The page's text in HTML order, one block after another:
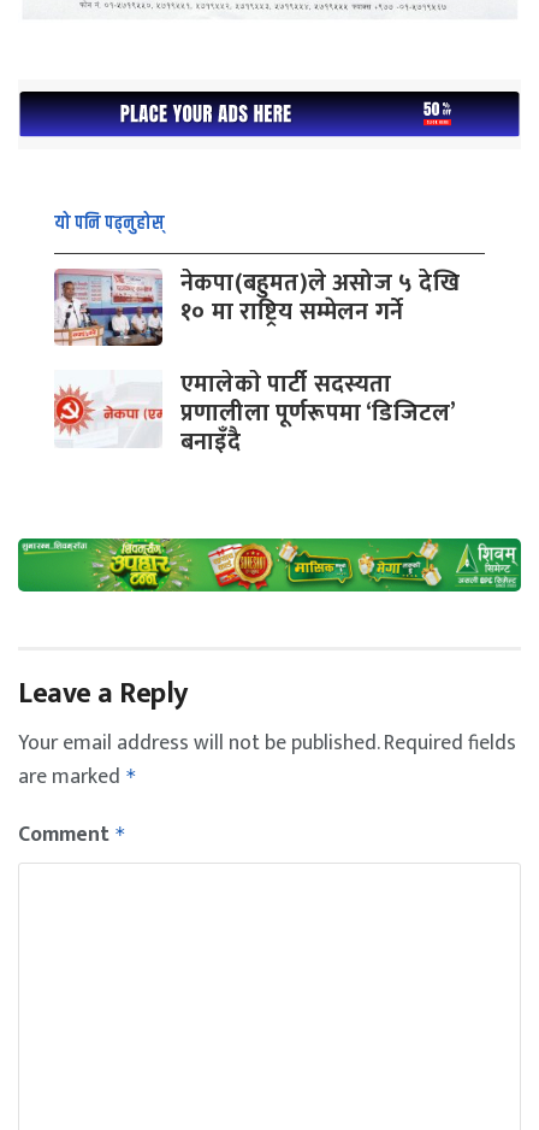
यो पनि पढ्नुहोस्
नेकपा(बहुमत)ले असोज ५ देखि
१० मा राष्ट्रिय सम्मेलन गर्ने
एमालेकाे पार्टी सदस्यता
प्रणालीला पूर्णरूपमा ‘डिजिटल’
बनाइँदै
Leave a Reply
Your email address will not be published.Required fields
are marked *
Comment *